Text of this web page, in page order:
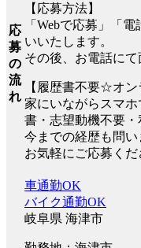
応
募
の
流
れ
【応募方法】
「Webで応募」「
いいたします。
その後、お電話にて
【履歴書不要☆オン
家にいながらスマ
書・志望動機不要・
今までの経歴も問い
お気軽にご応募くだ
車通勤OK
バイク通勤OK
岐阜県 海津市